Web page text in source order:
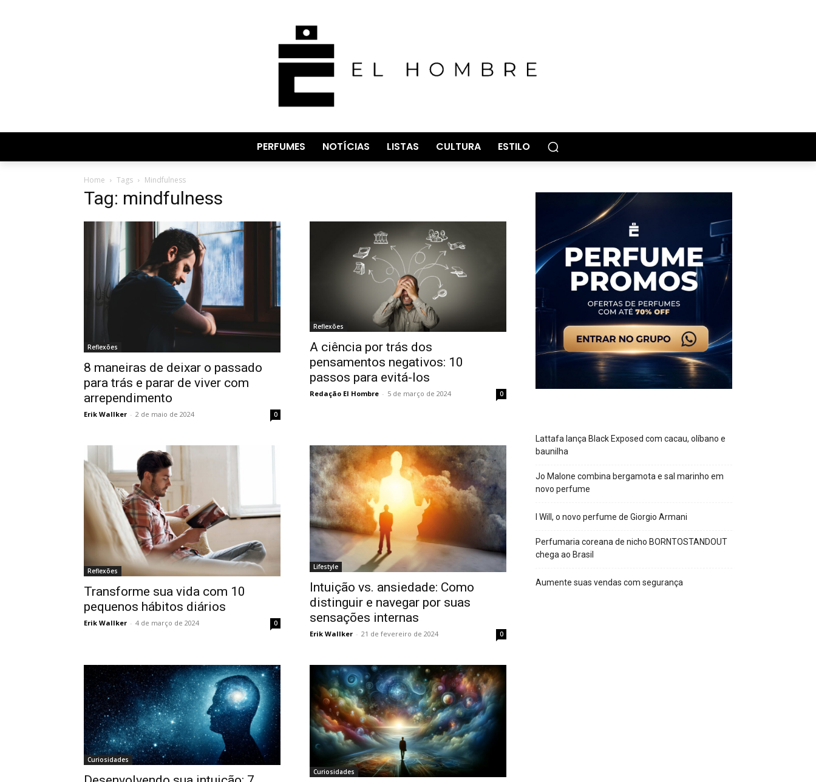
PERFUMES NOTÍCIAS LISTAS CULTURA ESTILO
Home Tags Mindfulness
Tag: mindfulness
Reflexões
8 maneiras de deixar o passado
para trás e parar de viver com
arrependimento
Erik Wallker - 2 de maio de 2024 0
Reflexões
A ciência por trás dos
pensamentos negativos: 10
passos para evitá-los
Redação El Hombre - 5 de março de 2024 0
Reflexões
Transforme sua vida com 10
pequenos hábitos diários
Erik Wallker - 4 de março de 2024 0
Lifestyle
Intuição vs. ansiedade: Como
distinguir e navegar por suas
sensações internas
Erik Wallker - 21 de fevereiro de 2024 0
Curiosidades
Curiosidades
Lattafa lança Black Exposed com cacau, olíbano e
baunilha
Jo Malone combina bergamota e sal marinho em
novo perfume
I Will, o novo perfume de Giorgio Armani
Perfumaria coreana de nicho BORNTOSTANDOUT
chega ao Brasil
Aumente suas vendas com segurança